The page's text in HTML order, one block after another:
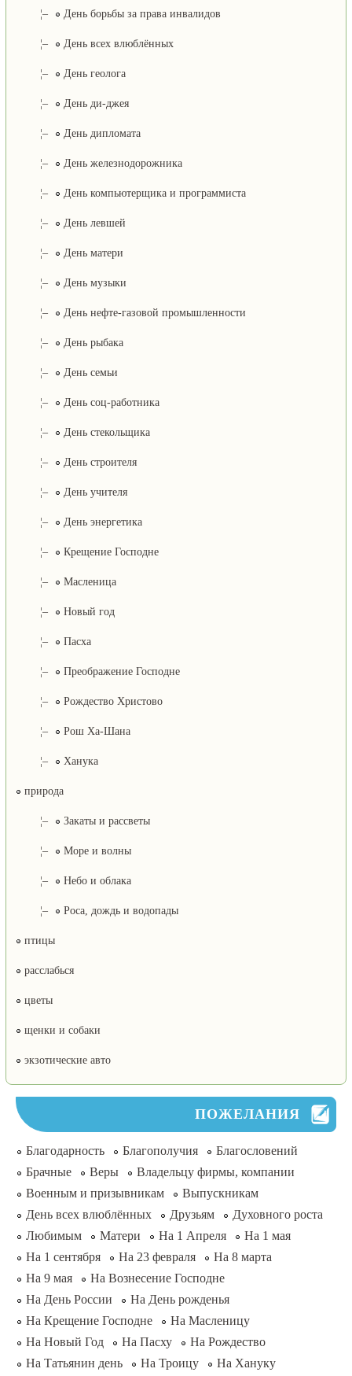
¦– День борьбы за права инвалидов
¦– День всех влюблённых
¦– День геолога
¦– День ди-джея
¦– День дипломата
¦– День железнодорожника
¦– День компьютерщика и программиста
¦– День левшей
¦– День матери
¦– День музыки
¦– День нефте-газовой промышленности
¦– День рыбака
¦– День семьи
¦– День соц-работника
¦– День стекольщика
¦– День строителя
¦– День учителя
¦– День энергетика
¦– Крещение Господне
¦– Масленица
¦– Новый год
¦– Пасха
¦– Преображение Господне
¦– Рождество Христово
¦– Рош Ха-Шана
¦– Ханука
природа
¦– Закаты и рассветы
¦– Море и волны
¦– Небо и облака
¦– Роса, дождь и водопады
птицы
расслабься
цветы
щенки и собаки
экзотические авто
ПОЖЕЛАНИЯ
Благодарность Благополучия
Благословений
Брачные
Веры
Владельцу фирмы, компании
Военным и призывникам
Выпускникам
День всех влюблённых
Друзьям
Духовного роста
Любимым
Матери На 1 Апреля
На 1 мая
На 1 сентября
На 23 февраля
На 8 марта
На 9 мая
На Вознесение Господне
На День России
На День рожденья
На Крещение Господне
На Масленицу
На Новый Год
На Пасху
На Рождество
На Татьянин день
На Троицу
На Хануку